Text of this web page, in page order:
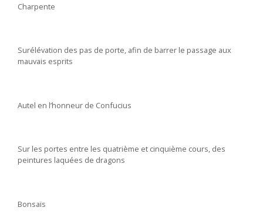
Charpente
Surélévation des pas de porte, afin de barrer le passage aux
mauvais esprits
Autel en l’honneur de Confucius
Sur les portes entre les quatrième et cinquième cours, des
peintures laquées de dragons
Bonsaïs